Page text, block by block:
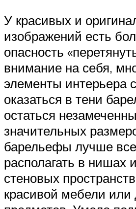
У красивых и
изображений есть
опасность
внимание на себя,
элементы интерьера
оказаться в тени
остаться
значительных
барельефы лучше
располагать в нишах
стеновых
красивой мебели или